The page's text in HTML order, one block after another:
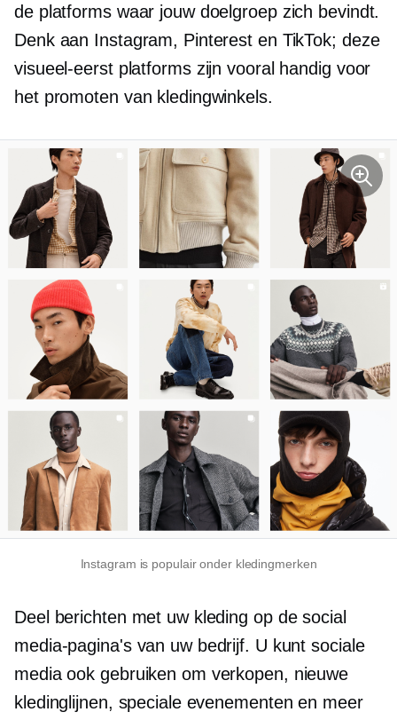
de platforms waar jouw doelgroep zich bevindt.
Denk aan Instagram, Pinterest en TikTok; deze
visueel-eerstplatforms zijn vooral handig voor
het promoten van kledingwinkels.
Instagram is populair onder kledingmerken
Deel berichten met uw kleding op de social
media-pagina's van uw bedrijf. U kunt sociale
media ook gebruiken om verkopen, nieuwe
kledinglijnen, speciale evenementen en meer